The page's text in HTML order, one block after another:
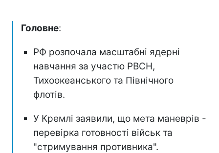
Головне:
РФ розпочала масштабні ядерні
навчання за участю РВСН,
Тихоокеанського та Північного
флотів.
У Кремлі заявили, що мета маневрів -
перевірка готовності військ та
"стримування противника".